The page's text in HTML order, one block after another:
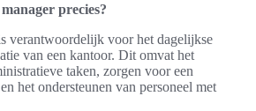
precies?
verantwoordelijk voor het dagelijkse
van een kantoor. Dit omvat het
taken, zorgen voor een
het ondersteunen van personeel met